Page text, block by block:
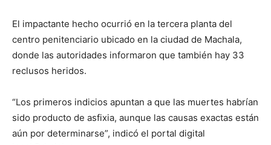
El impactante hecho ocurrió en la tercera planta del
centro penitenciario ubicado en la ciudad de Machala,
donde las autoridades informaron que también hay 33
reclusos heridos.
“Los primeros indicios apuntan a que las muertes habrían
sido producto de asfixia, aunque las causas exactas están
aún por determinarse”, indicó el portal digital